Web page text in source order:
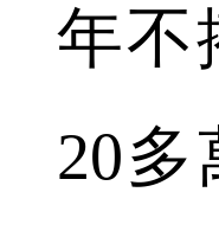
年不
20多